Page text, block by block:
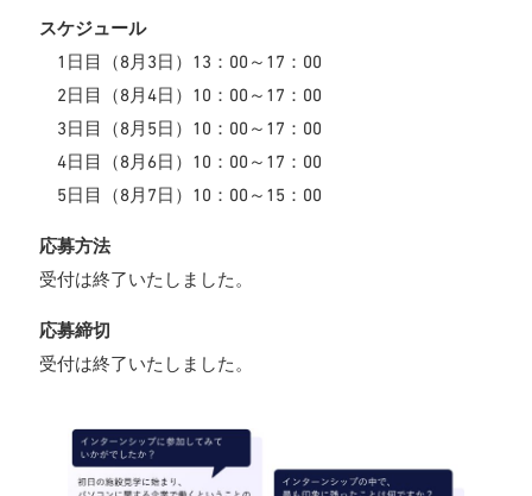
スケジュール
1日目（8月3日）13：00～17：00
2日目（8月4日）10：00～17：00
3日目（8月5日）10：00～17：00
4日目（8月6日）10：00～17：00
5日目（8月7日）10：00～15：00
応募方法
受付は終了いたしました。
応募締切
受付は終了いたしました。